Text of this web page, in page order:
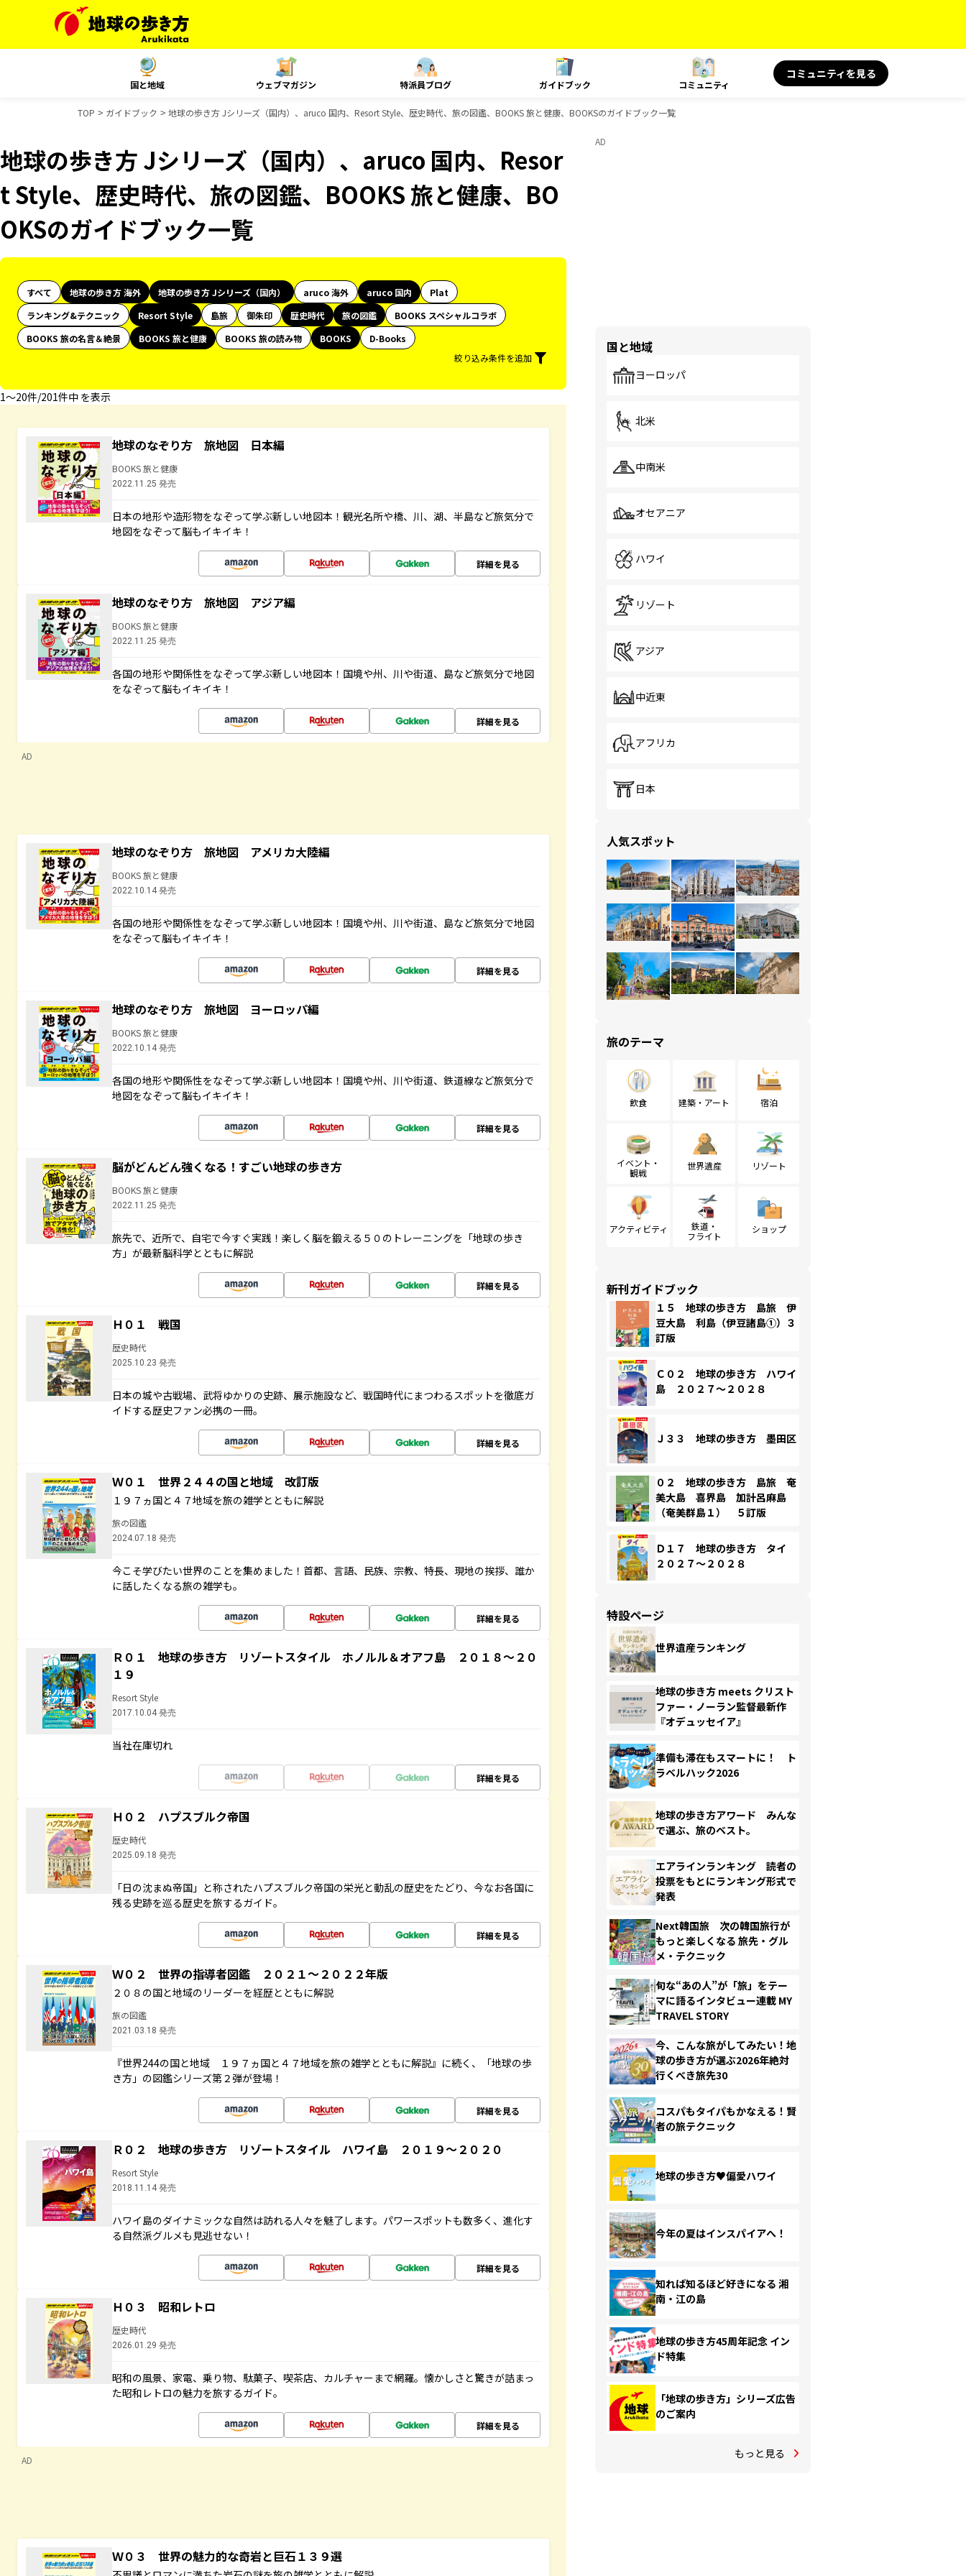
国と地域 ウェブマガジン 特派員ブログ ガイドブック コミュニティ
コミュニティを見る
TOP ガイドブック 地球の歩き方 Jシリーズ（国内）、aruco 国内、Resort Style、歴史時代、旅の図鑑、BOOKS 旅と健康、BOOKSのガイドブック一覧
地球の歩き方 Jシリーズ（国内）、aruco 国内、Resor
t Style、歴史時代、旅の図鑑、BOOKS 旅と健康、BO
OKSのガイドブック一覧
すべて 地球の歩き方 海外 地球の歩き方 Jシリーズ（国内） aruco 海外 aruco 国内
Plat
ランキング&テクニック
Resort Style 島旅 御朱印 歴史時代 旅の図鑑
BOOKS スペシャルコラボ
BOOKS 旅の名言＆絶景
BOOKS 旅と健康 BOOKS 旅の読み物 BOOKS
D-Books
絞り込み条件を追加
1〜20件/201件中 を表示
地球のなぞり方 旅地図 日本編
BOOKS 旅と健康
2022.11.25 発売
日本の地形や造形物をなぞって学ぶ新しい地図本！観光名所や橋、川、湖、半島など旅気分で
地図をなぞって脳もイキイキ！
詳細を見る
地球のなぞり方 旅地図 アジア編
BOOKS 旅と健康
2022.11.25 発売
各国の地形や関係性をなぞって学ぶ新しい地図本！国境や州、川や街道、島など旅気分で地図
をなぞって脳もイキイキ！
詳細を見る
AD
地球のなぞり方 旅地図 アメリカ大陸編
BOOKS 旅と健康
2022.10.14 発売
各国の地形や関係性をなぞって学ぶ新しい地図本！国境や州、川や街道、島など旅気分で地図
をなぞって脳もイキイキ！
詳細を見る
地球のなぞり方 旅地図 ヨーロッパ編
BOOKS 旅と健康
2022.10.14 発売
各国の地形や関係性をなぞって学ぶ新しい地図本！国境や州、川や街道、鉄道線など旅気分で
地図をなぞって脳もイキイキ！
詳細を見る
脳がどんどん強くなる！すごい地球の歩き方
BOOKS 旅と健康
2022.11.25 発売
旅先で、近所で、自宅で今すぐ実践！楽しく脳を鍛える５０のトレーニングを「地球の歩き
方」が最新脳科学とともに解説
詳細を見る
Ｈ０１ 戦国
歴史時代
2025.10.23 発売
日本の城や古戦場、武将ゆかりの史跡、展示施設など、戦国時代にまつわるスポットを徹底ガ
イドする歴史ファン必携の一冊。
詳細を見る
Ｗ０１ 世界２４４の国と地域 改訂版
１９７ヵ国と４７地域を旅の雑学とともに解説
旅の図鑑
2024.07.18 発売
今こそ学びたい世界のことを集めました！首都、言語、民族、宗教、特長、現地の挨拶、誰か
に話したくなる旅の雑学も。
詳細を見る
Ｒ０１ 地球の歩き方 リゾートスタイル ホノルル＆オアフ島 ２０１８～２０
１９
Resort Style
2017.10.04 発売
当社在庫切れ
詳細を見る
Ｈ０２ ハプスブルク帝国
歴史時代
2025.09.18 発売
「日の沈まぬ帝国」と称されたハプスブルク帝国の栄光と動乱の歴史をたどり、今なお各国に
残る史跡を巡る歴史を旅するガイド。
詳細を見る
Ｗ０２ 世界の指導者図鑑 ２０２１～２０２２年版
２０８の国と地域のリーダーを経歴とともに解説
旅の図鑑
2021.03.18 発売
『世界244の国と地域 １９７ヵ国と４７地域を旅の雑学とともに解説』に続く、「地球の歩
き方」の図鑑シリーズ第２弾が登場！
詳細を見る
Ｒ０２ 地球の歩き方 リゾートスタイル ハワイ島 ２０１９～２０２０
Resort Style
2018.11.14 発売
ハワイ島のダイナミックな自然は訪れる人々を魅了します。パワースポットも数多く、進化す
る自然派グルメも見逃せない！
詳細を見る
Ｈ０３ 昭和レトロ
歴史時代
2026.01.29 発売
昭和の風景、家電、乗り物、駄菓子、喫茶店、カルチャーまで網羅。懐かしさと驚きが詰まっ
た昭和レトロの魅力を旅するガイド。
詳細を見る
AD
Ｗ０３ 世界の魅力的な奇岩と巨石１３９選
AD
国と地域
ヨーロッパ
北米
中南米
オセアニア
ハワイ
リゾート
アジア
中近東
アフリカ
日本
人気スポット
旅のテーマ
飲食 建築・アート 宿泊
イベント・
観戦
世界遺産 リゾート
アクティビティ
鉄道・
フライト
ショップ
新刊ガイドブック
１５ 地球の歩き方 島旅 伊
豆大島 利島（伊豆諸島①）３
訂版
Ｃ０２ 地球の歩き方 ハワイ
島 ２０２７～２０２８
Ｊ３３ 地球の歩き方 墨田区
０２ 地球の歩き方 島旅 奄
美大島 喜界島 加計呂麻島
（奄美群島１） ５訂版
Ｄ１７ 地球の歩き方 タイ
２０２７～２０２８
特設ページ
世界遺産ランキング
地球の歩き方 meets クリスト
ファー・ノーラン監督最新作
『オデュッセイア』
準備も滞在もスマートに！ ト
ラベルハック2026
地球の歩き方アワード みんな
で選ぶ、旅のベスト。
エアラインランキング 読者の
投票をもとにランキング形式で
発表
Next韓国旅 次の韓国旅行が
もっと楽しくなる 旅先・グル
メ・テクニック
旬な“あの人”が「旅」をテー
マに語るインタビュー連載 MY
TRAVEL STORY
今、こんな旅がしてみたい！地
球の歩き方が選ぶ2026年絶対
行くべき旅先30
コスパもタイパもかなえる！賢
者の旅テクニック
地球の歩き方♥偏愛ハワイ
今年の夏はインスパイアへ！
知れば知るほど好きになる 湘
南・江の島
地球の歩き方45周年記念 イン
ド特集
「地球の歩き方」シリーズ広告
のご案内
もっと見る